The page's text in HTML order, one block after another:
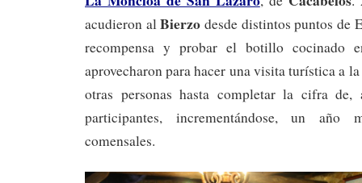
acudieron alBierzo desde distintos puntos de
recompensa y probar el botillo cocinado
aprovecharon para hacer una visita turística a
otras personas hasta completar la cifra de,
participantes, incrementándose, un
comensales.